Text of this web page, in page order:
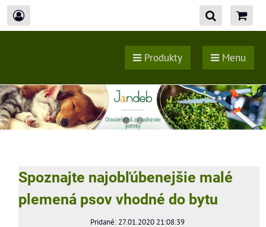
Produkty Menu
Spoznajte najobľúbenejšie malé
plemená psov vhodné do bytu
Pridané: 27.01.2020 21:08:39